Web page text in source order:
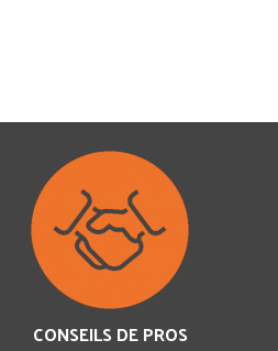
CONSEILS DE PROS